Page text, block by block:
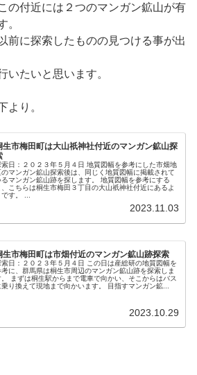
の付近には２つのマンガン鉱山が有
。
前に探索したものの見つける事が出
いたいと思います。
より。
生市梅田町は大山祇神社付近のマンガン鉱山探
索日：２０２３年５月４日 地質図幅を参考にした市畑地
のマンガン鉱山探索後は、同じく地質図幅に掲載されて
るマンガン鉱山跡を探します。 地質図幅を参考にする
、こちらは桐生市梅田３丁目の大山祇神社付近にあるよ
です。 ...
2023.11.03
生市梅田町は市畑付近のマンガン鉱山跡探索
索日：２０２３年５月４日 この日は産総研の地質図幅を
考に、群馬県は桐生市周辺のマンガン鉱山跡を探索しま
。 まずは桐生駅からまで電車で向かい、そこからはバス
乗り換えて現地まで向かいます。 目指すマンガン鉱...
2023.10.29